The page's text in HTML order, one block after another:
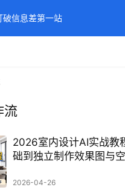
流
2026室内设计AI实战教
础到独立制作效果图与
2026-04-26
破信息差第一站